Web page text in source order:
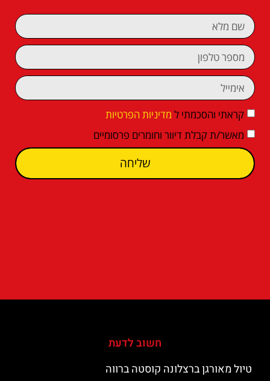
קראתי והסכמתי ל מדיניות הפרטיות
מאשר/ת קבלת דיוור וחומרים פרסומיים
שליחה
חשוב לדעת
טיול מאורגן ברצלונה קוסטה ברווה